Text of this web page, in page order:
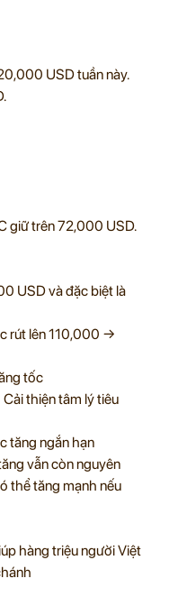
USD tuần này.
giữ trên 72,000 USD.
USD và đặc biệt là
rút lên 110,000 →
tốc
thiện tâm lý tiêu
tăng ngắn hạn
vẫn còn nguyên
thể tăng mạnh nếu
hàng triệu người Việt